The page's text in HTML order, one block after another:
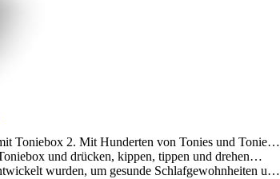
Toniebox 2. Mit Hunderten von Tonies und Tonie…
und drücken, kippen, tippen und drehen…
wurden, um gesunde Schlafgewohnheiten u…